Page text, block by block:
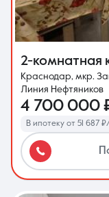
2-комнатная
Краснодар, мкр.
Линия Нефтяников
4 700 000
В ипотеку от 51 687